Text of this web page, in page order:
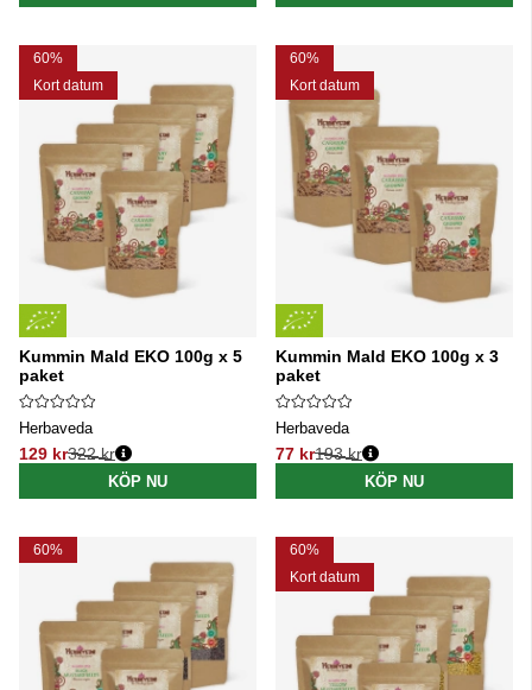
60%
Kort datum
Kummin Mald EKO 100g x 5
paket
Herbaveda
129 kr
Ordinarie pris:
322 kr
KÖP NU
60%
Kort datum
Kummin Mald EKO 100g x 3
paket
Herbaveda
77 kr
Ordinarie pris:
193 kr
KÖP NU
60%
60%
Kort datum